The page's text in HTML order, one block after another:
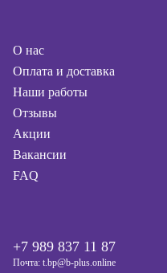
О нас
Оплата и доставка
Наши работы
Отзывы
Акции
Вакансии
FAQ
+7 989 837 11 87
Почта: t.bp@b-plus.online